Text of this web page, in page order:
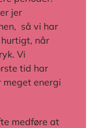
jer
så vi har
når
Vi
tid har
energi
medføre at